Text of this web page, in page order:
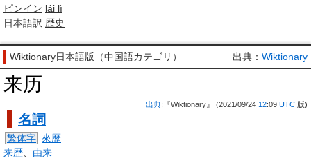
ピンイン lái lì
日本語訳 歴史
Wiktionary日本語版（中国語カテゴリ） 出典： Wiktionary
来历
出典:『Wiktionary』 (2021/09/24 12:09 UTC 版)
名詞
繁体字 來歷
来歴
由来